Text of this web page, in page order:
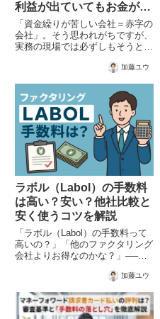
利益が出ていてもお金が回
らないのか
「資金繰りが苦しい会社＝赤字の
会社」。そう思われがちですが、
実務の現場では必ずしもそうとは
で、売上も伸びている。それにも
回らない」「来月の支払いが不安
だ」という相談を受けることが
あ...
加藤ユウ
ラボル（Labol）の手数料
は高い？安い？他社比較と
安く使うコツを解説
「ラボル（Labol）の手数料って
高いの？」「他のファクタリング
会社よりお得なのかな？」──そ
はないでしょうか。ラボルは“最
短30分で入金”というスピード感
が魅力のファクタリングサービ
ス。ですが、手数料の仕組み...
加藤ユウ